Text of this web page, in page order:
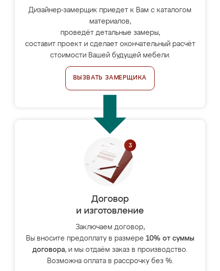
Дизайнер-замерщик приедет к Вам с каталогом
материалов,
проведёт детальные замеры,
составит проект и сделает окончательный расчёт
стоимости Вашей будущей мебели.
ВЫЗВАТЬ ЗАМЕРЩИКА
Договор
и изготовление
Заключаем договор,
Вы вносите предоплату в размере 10% от суммы
договора, и мы отдаём заказ в производство.
Возможна оплата в рассрочку без %.